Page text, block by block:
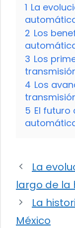
1 La
2 Los
3 Los
4 Los
5 El futuro
La
largo de la
La
México